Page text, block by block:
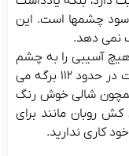
چشمها است. این
نمی دهد.
آسیبی را به چشم
ها نمی رساند. تعداد برگه های یادداشت در حدود ۱۱۲ برگه می
شالی خوش رنگ
روبان مانند برای
کاری ندارید.